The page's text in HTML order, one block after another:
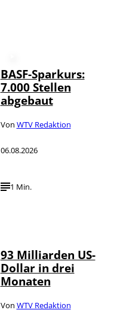
BASF-Sparkurs:
7.000 Stellen
abgebaut
Von WTV Redaktion
06.08.2026
1 Min.
93 Milliarden US-
Dollar in drei
Monaten
Von WTV Redaktion